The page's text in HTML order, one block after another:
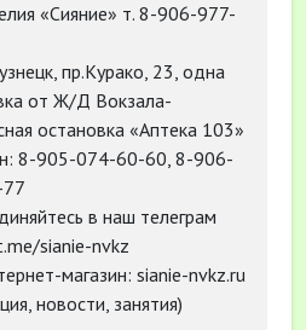
«Сияние» т. 8-906-977-
пр.Курако, 23, одна
от Ж/Д Вокзала-
остановка «Аптека 103»
8-905-074-60-60, 8-906-
в наш телеграм
sianie-nvkz
магазин: sianie-nvkz.ru
новости, занятия)